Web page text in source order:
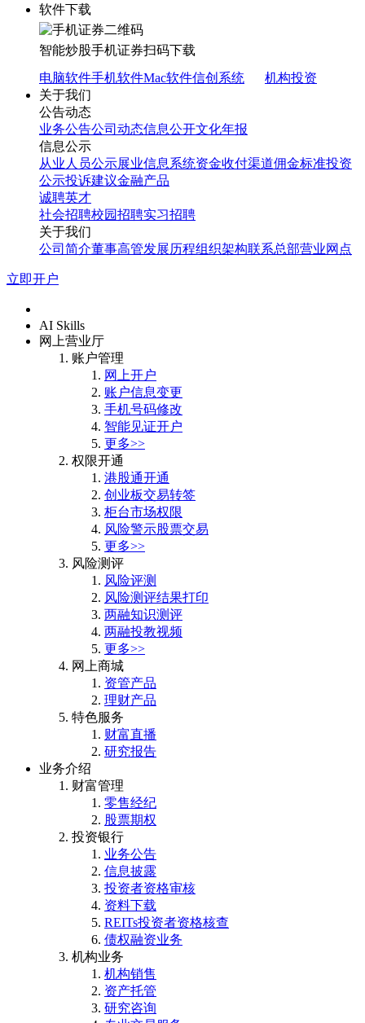
软件下载
智能炒股手机证券扫码下载
电脑软件手机软件Mac软件信创系统
机构投资
关于我们
公告动态
业务公告公司动态信息公开文化年报
信息公示
从业人员公示展业信息系统资金收付渠道佣金标准投资
公示投诉建议金融产品
诚聘英才
社会招聘校园招聘实习招聘
关于我们
公司简介董事高管发展历程组织架构联系总部营业网点
立即开户
AI Skills
网上营业厅
账户管理
网上开户
账户信息变更
手机号码修改
智能见证开户
更多>>
权限开通
港股通开通
创业板交易转签
柜台市场权限
风险警示股票交易
更多>>
风险测评
风险评测
风险测评结果打印
两融知识测评
两融投教视频
更多>>
网上商城
资管产品
理财产品
特色服务
财富直播
研究报告
业务介绍
财富管理
零售经纪
股票期权
投资银行
业务公告
信息披露
投资者资格审核
资料下载
REITs投资者资格核查
债权融资业务
机构业务
机构销售
资产托管
研究咨询